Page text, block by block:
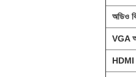
অডিও
VGA